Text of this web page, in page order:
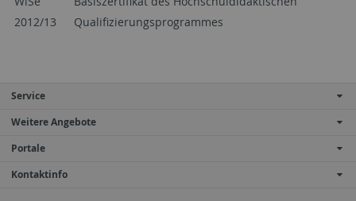
2012/13
Qualifizierungsprogrammes
Service
Weitere Angebote
Portale
Kontaktinfo